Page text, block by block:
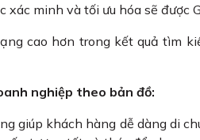
xác minh và tối ưu hóa sẽ được
cao hơn trong kết quả tìm
nghiệp theo bản đồ:
giúp khách hàng dễ dàng di